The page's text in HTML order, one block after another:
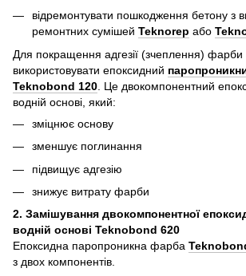
відремонтувати пошкодження бетону з
ремонтних сумішей Teknorep або
Для покращення адгезії (зчеплення)
використовувати епоксидний
Teknobond 120 . Це двокомпонентний
водній основі, який:
зміцнює основу
зменшує поглинання
підвищує адгезію
знижує витрату фарби
2. Замішування двокомпонентної
водній основі Teknobond 620
Епоксидна паропроникна фарба
з двох компонентів.